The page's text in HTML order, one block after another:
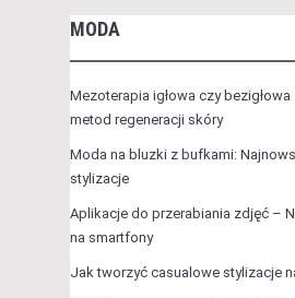
MODA
Mezoterapia igłowa czy
metod regeneracji skóry
Moda na bluzki z bufkami:
stylizacje
Aplikacje do przerabiania zdjęć –
na smartfony
Jak tworzyć casualowe stylizacje